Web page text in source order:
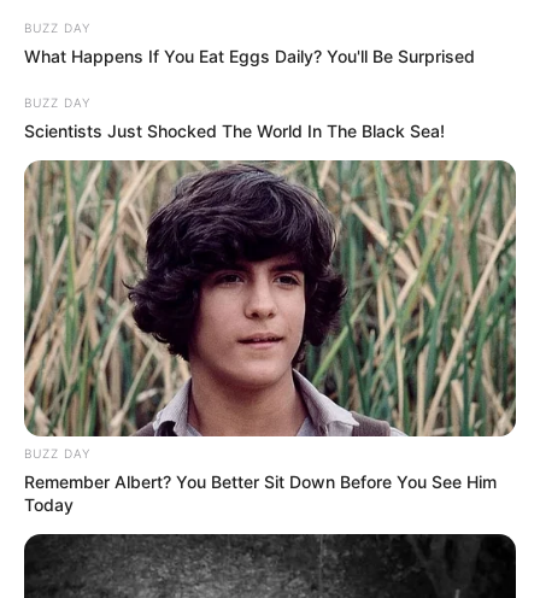
Posted
in
Friss hírek
Pankotai Lili lyat szólt be Magyar
Péternek……., ez az eddigi
legkeményebb kritika ! 👇 𝗖𝗶𝗸𝗸 𝗮
𝗵𝗼𝘇𝘇𝗮́𝘀𝘇𝗼́𝗹𝗮́𝘀𝗯𝗮𝗻
BUZZ DAY
What Happens If You Eat Eggs Daily? You'll Be Surprised
BUZZ DAY
Scientists Just Shocked The World In The Black Sea!
BUZZ DAY
Remember Albert? You Better Sit Down Before You See Him
Today